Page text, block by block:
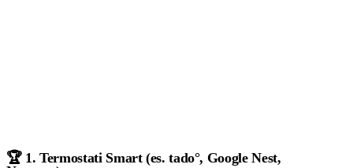
🏆 1. Termostati Smart (es. tado°, Google Nest,